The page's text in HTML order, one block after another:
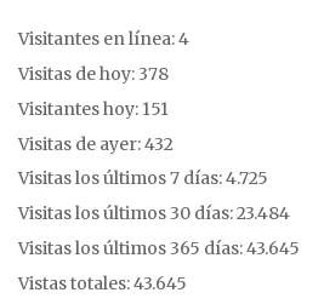
Visitantes en línea:4
Visitas de hoy:378
Visitantes hoy: 151
Visitas de ayer:432
Visitas los últimos 7 días:4.725
Visitas los últimos 30 días:23.484
Visitas los últimos 365 días:43.645
Vistas totales:43.645